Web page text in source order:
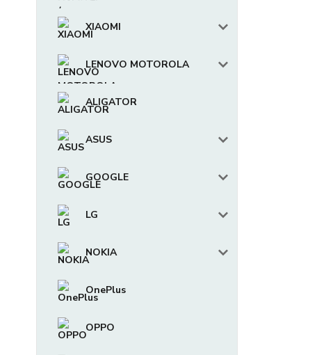
XIAOMI
LENOVO MOTOROLA
ALIGATOR
ASUS
GOOGLE
LG
NOKIA
OnePlus
OPPO